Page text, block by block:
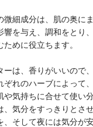
微細成分は、肌の奥に
響を与え、調和をとり
めに役立ちます。
ーは、香りがいいので
ぞれのハーブによって
や気持ちに合せて使い
、気分をすっきりとさ
、そして夜には気分が